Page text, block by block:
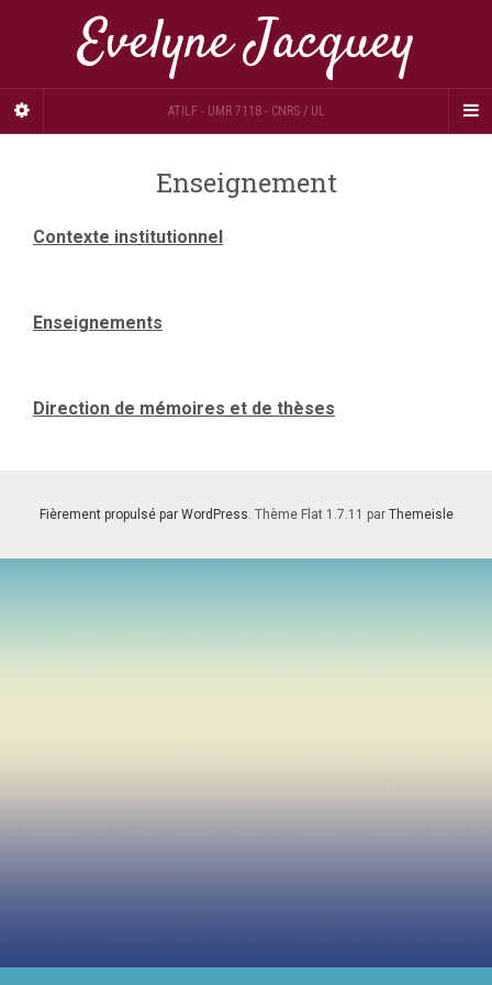
Evelyne Jacquey
ATILF - UMR 7118 - CNRS / UL
Enseignement
Contexte institutionnel
Enseignements
Direction de mémoires et de thèses
Fièrement propulsé par WordPress. Thème Flat 1.7.11 par Themeisle